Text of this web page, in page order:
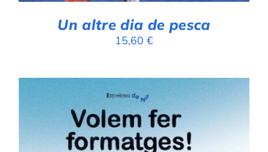
Un altre dia de pesca
15,60 €